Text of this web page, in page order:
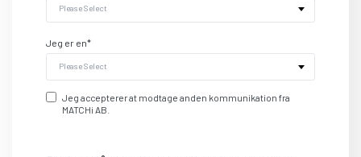
Jeg er en*
Jeg accepterer at modtage anden kommunikation fra
MATCHi AB.